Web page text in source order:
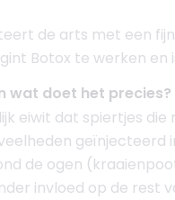
de arts met een
Botox te werken
wat doet het precies?
eiwit dat spiertjes
geïnjecteerd
de ogen
invloed op de rest